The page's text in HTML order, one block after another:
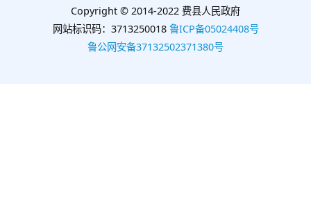
Copyright © 2014-2022 费县人民政府
网站标识码：3713250018 鲁ICP备05024408号
鲁公网安备37132502371380号